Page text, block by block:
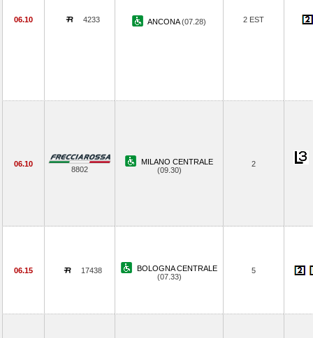
06.10 4233 ANCONA(07.28) 2 EST
06.10
8802
MILANO CENTRALE
(09.30)
2
06.15 17438
BOLOGNA CENTRALE
(07.33)
5